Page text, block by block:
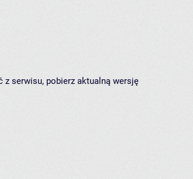
z serwisu, pobierz aktualną wersję